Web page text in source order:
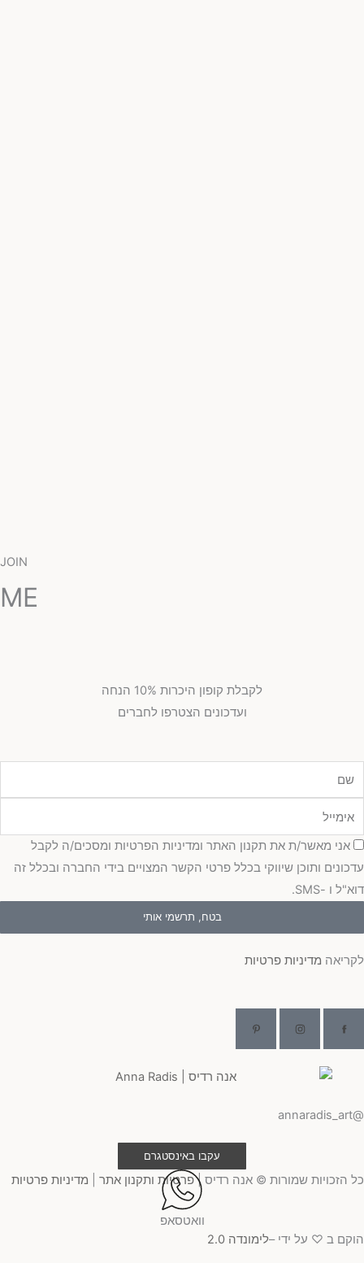
JOIN
ME
לקבלת קופון היכרות 10% הנחה
ועדכונים הצטרפו לחברים
הסכמה
אני מאשר/ת את תקנון האתר ומדיניות הפרטיות ומסכים/ה לקבל
עדכונים ותוכן שיווקי בכלל פרטי הקשר המצויים בידי החברה ובכלל זה
דוא"ל ו -SMS.
בטח, תרשמי אותי
לקריאה מדיניות פרטיות
@annaradis_art
עקבו באינסטגרם
כל הזכויות שמורות © אנה רדיס |פרטיות ותקנון אתר מדיניות פרטיות
הוקם ב ♡ על ידי –לימונדה 2.0
וואטסאפ